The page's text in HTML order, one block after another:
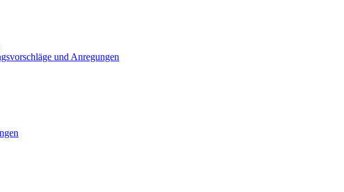
und Anregungen